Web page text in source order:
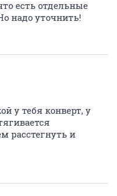
есть отдельные
надо уточнить!
у тебя конверт, у
расстегнуть и